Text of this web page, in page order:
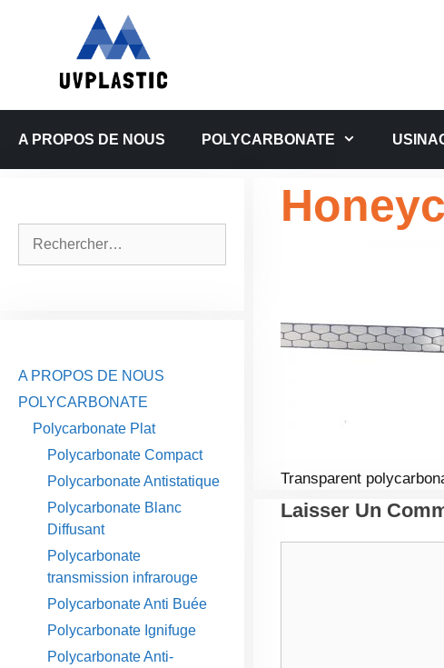
A PROPOS DE NOUS POLYCARBONATE
Transparent
Laisser Un
A PROPOS DE NOUS
POLYCARBONATE
Polycarbonate Plat
Polycarbonate Compact
Polycarbonate Antistatique
Polycarbonate Blanc
Diffusant
Polycarbonate
transmission infrarouge
Polycarbonate Anti Buée
Polycarbonate Ignifuge
Polycarbonate Anti-